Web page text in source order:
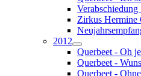
Verabschiedung
Zirkus Hermine
2012
Querbeet - Oh
Querbeet -
Querbeet -